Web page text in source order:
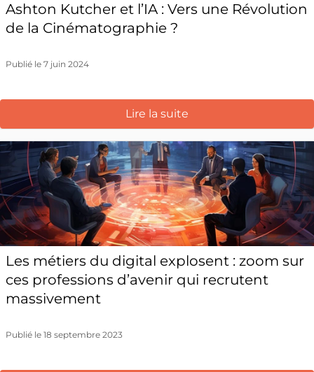
Ashton Kutcher et l’IA : Vers une Révolution
de la Cinématographie ?
Publié le 7 juin 2024
Lire la suite
Les métiers du digital explosent : zoom sur
ces professions d’avenir qui recrutent
massivement
Publié le 18 septembre 2023